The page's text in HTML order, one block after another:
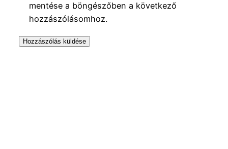
mentése a böngészőben a következő
hozzászólásomhoz.